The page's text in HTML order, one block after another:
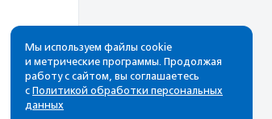
Рассылка
Мы используем файлы cookie
и метрические программы. Продолжая
работу с сайтом, вы соглашаетесь
с Политикой обработки персональных
данных